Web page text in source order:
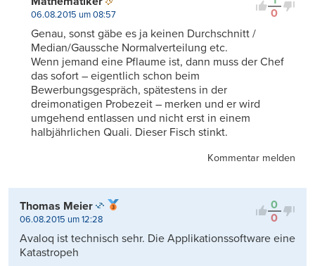
0
06.08.2015 um 08:57
Genau, sonst gäbe es ja keinen Durchschnitt /
Median/Gaussche Normalverteilung etc.
Wenn jemand eine Pflaume ist, dann muss der Chef
das sofort – eigentlich schon beim
Bewerbungsgespräch, spätestens in der
dreimonatigen Probezeit – merken und er wird
umgehend entlassen und nicht erst in einem
halbjährlichen Quali. Dieser Fisch stinkt.
Kommentar melden
0
0
Thomas Meier
06.08.2015 um 12:28
Avaloq ist technisch sehr. Die Applikationssoftware eine
Katastropeh